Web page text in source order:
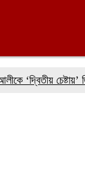
চেষ্টায়’